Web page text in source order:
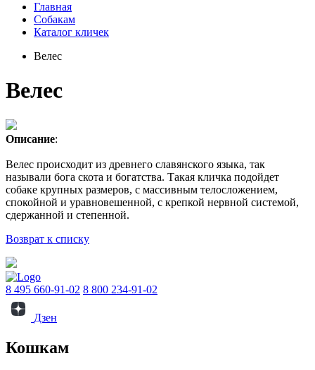
Главная
Собакам
Каталог кличек
Велec
Велec
Описание:
Велес происходит из древнего славянского языка, так
называли бога скота и богатства. Такая кличка подойдет
собаке крупных размеров, с массивным телосложением,
спокойной и уравновешенной, с крепкой нервной системой,
сдержанной и степенной.
Возврат к списку
8 495 660-91-02 8 800 234-91-02
Дзен
Кошкам